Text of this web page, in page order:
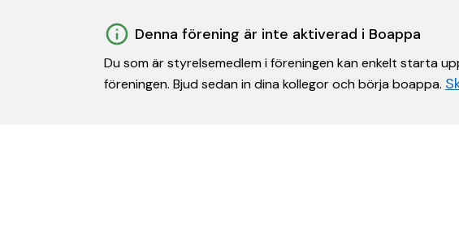
Denna förening är inte aktiverad i Boappa
Du som är styrelsemedlem i föreningen kan enkelt starta
föreningen. Bjud sedan in dina kollegor och börja boappa.